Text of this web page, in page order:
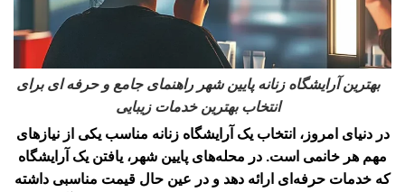
بهترین آرایشگاه زنانه پایین شهر راهنمای جامع و حرفه ای برای
انتخاب بهترین خدمات زیبایی
در دنیای امروز، انتخاب یک آرایشگاه زنانه مناسب یکی از نیازهای
مهم هر خانمی است. در محله‌های پایین شهر، یافتن یک آرایشگاه
که خدمات حرفه‌ای ارائه دهد و در عین حال قیمت مناسبی داشته